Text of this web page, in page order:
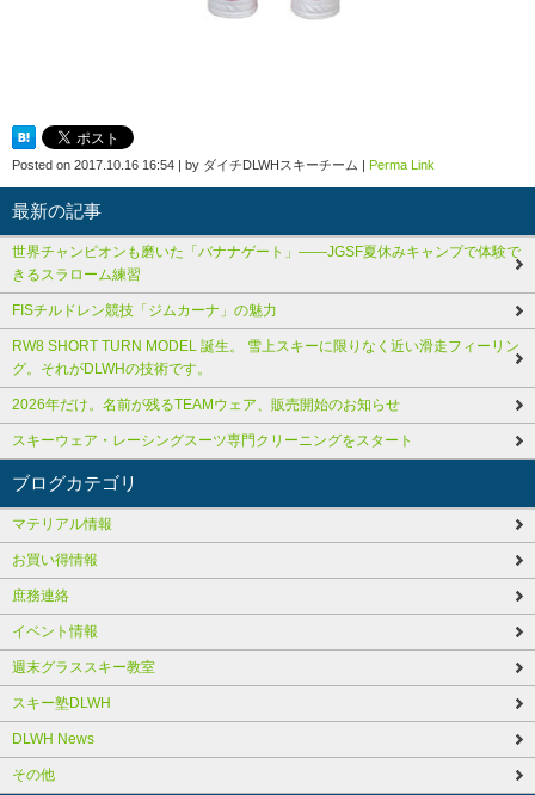
Posted on 2017.10.16 16:54 by ダイチDLWHスキーチーム Perma Link
最新の記事
世界チャンピオンも磨いた「バナナゲート」――JGSF夏休みキャンプで体験で
きるスラローム練習
FISチルドレン競技「ジムカーナ」の魅力
RW8 SHORT TURN MODEL 誕生。 雪上スキーに限りなく近い滑走フィーリン
グ。それがDLWHの技術です。
2026年だけ。名前が残るTEAMウェア、販売開始のお知らせ
スキーウェア・レーシングスーツ専門クリーニングをスタート
ブログカテゴリ
マテリアル情報
お買い得情報
庶務連絡
イベント情報
週末グラススキー教室
スキー塾DLWH
DLWH News
その他